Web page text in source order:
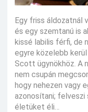
Egy friss áldozatnál
és egy szemtanú is
kissé labilis férfi, de
egyre közelebb
Scott ügynökhöz. A
nem csupán
hogy nehezen vagy
azonosítani; felveszi
életüket éli…